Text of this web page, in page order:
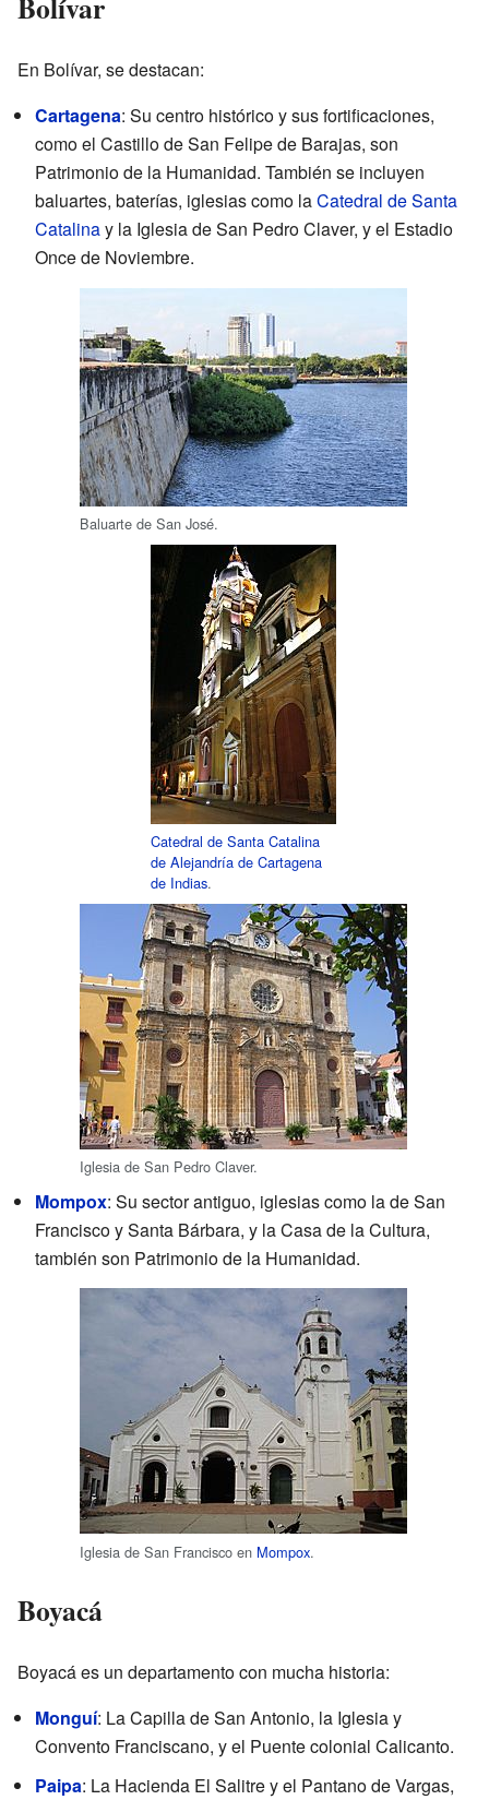
En Bolívar, se destacan:
Cartagena: Su centro histórico y sus fortificaciones,
como el Castillo de San Felipe de Barajas, son
Patrimonio de la Humanidad. También se incluyen
baluartes, baterías, iglesias como laCatedral de Santa
Catalinay la Iglesia de San Pedro Claver, y el Estadio
Once de Noviembre.
Baluarte de San José.
Catedral de Santa Catalina
de Alejandría de Cartagena
de Indias.
Iglesia de San Pedro Claver.
Mompox: Su sector antiguo, iglesias como la de San
Francisco y Santa Bárbara, y la Casa de la Cultura,
también son Patrimonio de la Humanidad.
Iglesia de San Francisco en Mompox.
Boyacá
Boyacá es un departamento con mucha historia:
Monguí: La Capilla de San Antonio, la Iglesia y
Convento Franciscano, y el Puente colonial Calicanto.
Paipa: La Hacienda El Salitre y el Pantano de Vargas,